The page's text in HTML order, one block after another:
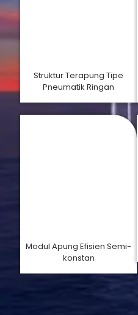
Struktur Terapung Tipe
Pneumatik Ringan
Modul Apung Efisien Semi-
konstan